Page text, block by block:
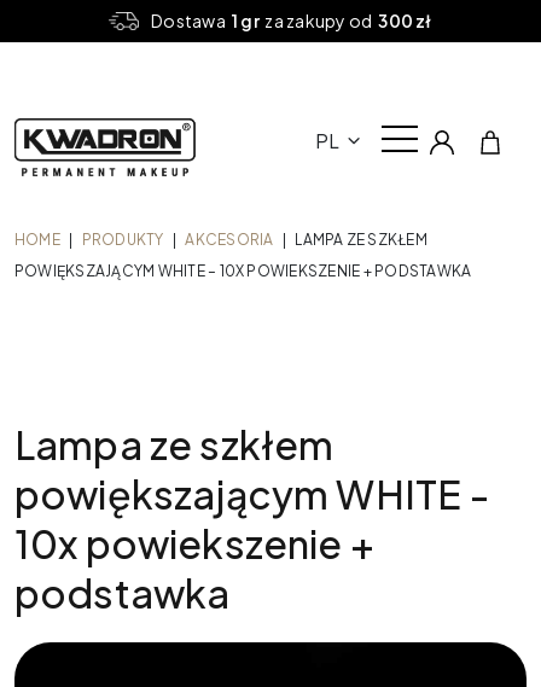
Dostawa 1 grza zakupy od 300 zł
PL
HOME PRODUKTY AKCESORIA
LAMPA ZE SZKŁEM
POWIĘKSZAJĄCYM WHITE – 10X POWIEKSZENIE + PODSTAWKA
Lampa ze szkłem
powiększającym WHITE -
10x powiekszenie +
podstawka